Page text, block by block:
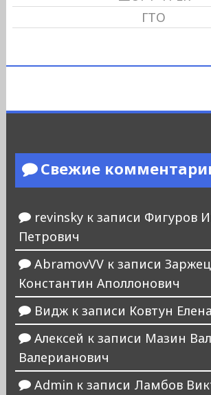
ГТО
Свежие
revinskyк записи Фигуров
Петрович
AbramovVVк записи
Константин Аполлонович
Виджк записи Ковтун
Алексей к записи Мазин
Валерианович
Admin к записи Ламбов